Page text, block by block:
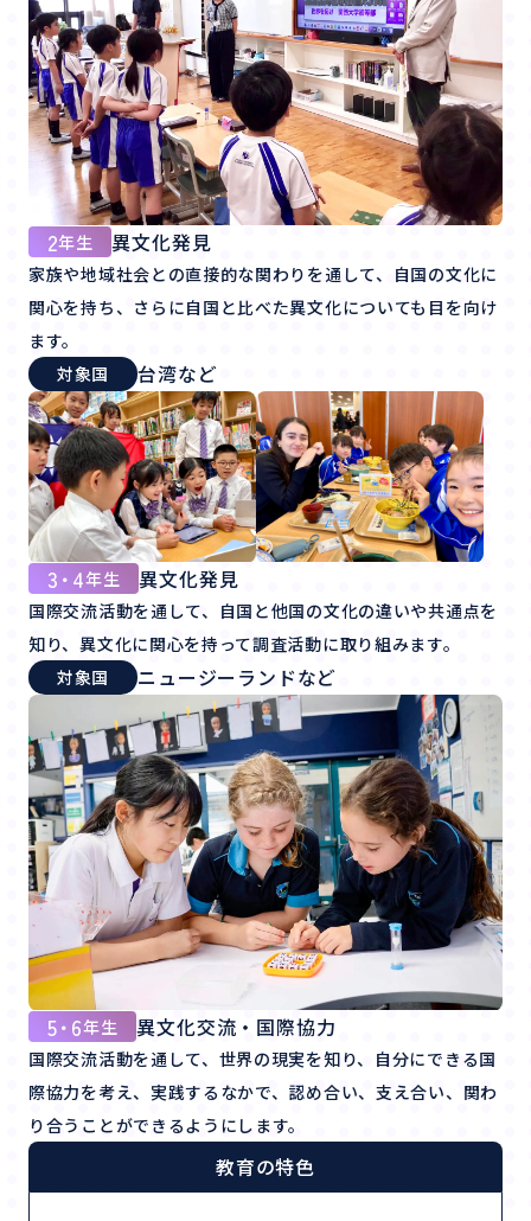
2年生 異文化発見
家族や地域社会との直接的な関わりを通して、自国の文化に
関心を持ち、さらに自国と比べた異文化についても目を向け
ます。
対象国
台湾など
3・4 年生 異文化発見
国際交流活動を通して、自国と他国の文化の違いや共通点を
知り、異文化に関心を持って調査活動に取り組みます。
対象国
ニュージーランドなど
5・6 年生 異文化交流・国際協力
国際交流活動を通して、世界の現実を知り、自分にできる国
際協力を考え、実践するなかで、認め合い、支え合い、関わ
り合うことができるようにします。
教育の特色